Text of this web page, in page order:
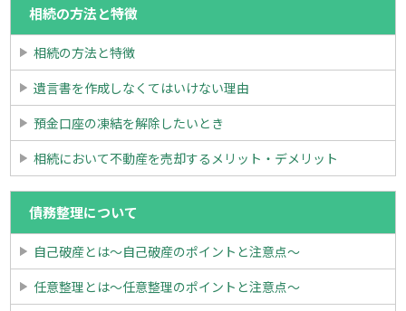
相続の方法と特徴
相続の方法と特徴
遺言書を作成しなくてはいけない理由
預金口座の凍結を解除したいとき
相続において不動産を売却するメリット・デメリット
債務整理について
自己破産とは～自己破産のポイントと注意点～
任意整理とは～任意整理のポイントと注意点～